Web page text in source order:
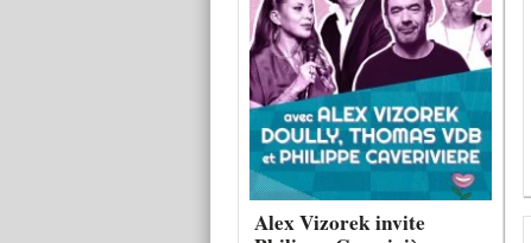
Alex Vizorek invite